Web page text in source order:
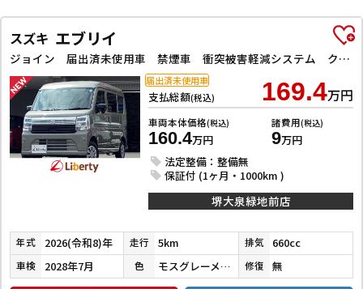
スズキ エブリイ
ジョイン 届出済未使用車 禁煙車 衝突被害軽減システム クリアランスソナー レーンアシスト 両側スライドドア スマートキー アイドリングストップ 電動格納ミラー シートヒーター オートライト ESC エアコン
支払総額(税込) 169.4万円
車両本体価格(税込)
160.4万円
諸費用(税込)
9万円
法定整備：整備無
保証付 (1ヶ月・1000km )
届出済未使用車
堺大泉緑地前店
年式 2026(令和8)年 走行 5km 排気 660cc
車検 2028年7月 色 モスグレーメタリック 修復 無